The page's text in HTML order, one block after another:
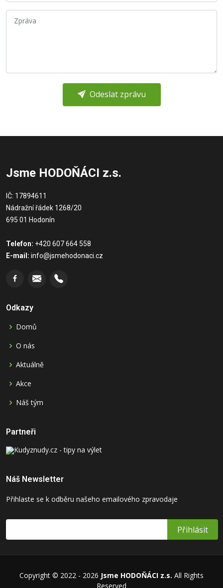
Odeslat zprávu
Jsme HODOŇÁCI z.s.
IČ: 17894611
Nádražní řádek 1268/20
695 01 Hodonín
Telefon: +420 607 664 558
E-mail: info@jsmehodonaci.cz
Odkazy
Domů
O nás
Aktuálně
Akce
Náš tým
Partneři
Náš Newsletter
Přihlaste se k odběru našeho emailového zpravodaje
Copyright © 2022 - 2026 Jsme HODOŇÁCI z.s. All Rights
Reserved